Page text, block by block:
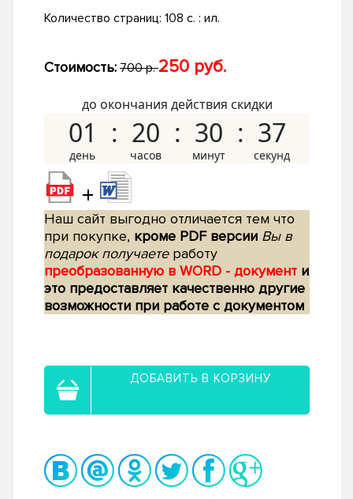
Количество страниц: 108 с. : ил.
Стоимость: 700 р.250 руб.
до окончания действия скидки
01 20 30 36
+
Наш сайт выгодно отличается тем что
при покупке, кроме PDF версии Вы в
подарок получаетеработу
преобразованную в WORD - документ и
это предоставляет качественно другие
возможности при работе с документом
ДОБАВИТЬ В КОРЗИНУ